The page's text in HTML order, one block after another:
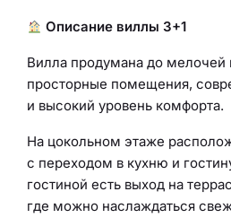
Описание виллы 3+1
Вилла продумана до мелочей
просторные помещения,
и высокий уровень комфорта.
На цокольном этаже
с переходом в кухню и
гостиной есть выход на
где можно наслаждаться